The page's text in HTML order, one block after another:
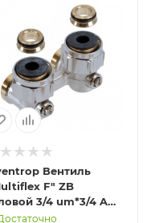
Вентиль
F" ZB
3/4 um*3/4 AG
1015814